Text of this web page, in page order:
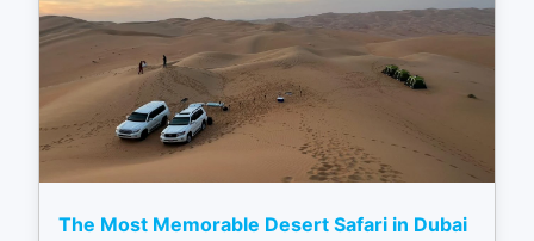
The Most Memorable Desert Safari in Dubai